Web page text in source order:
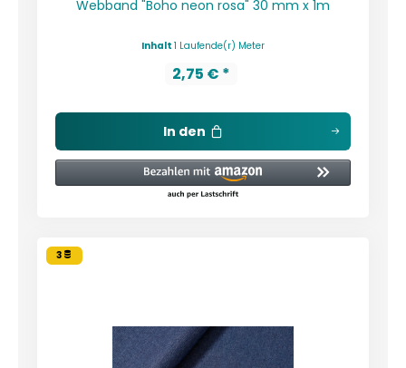
Webband "Boho neon rosa" 30 mm x 1m
Inhalt 1 Laufende(r) Meter
2,75 € *
In den
3